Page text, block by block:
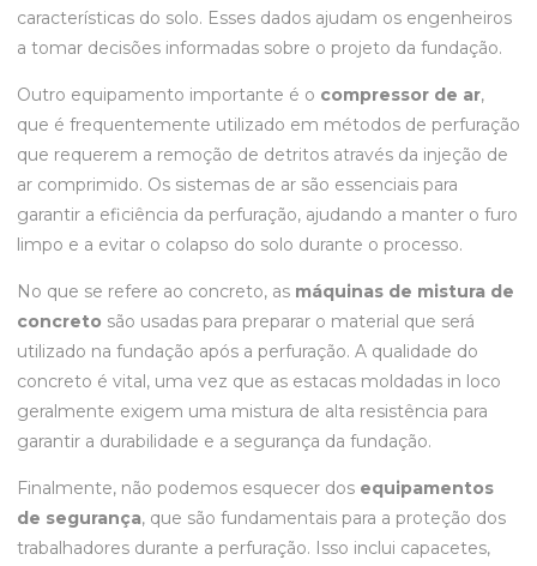
características do solo. Esses dados ajudam os engenheiros
a tomar decisões informadas sobre o projeto da fundação.
Outro equipamento importante é o compressor de ar,
que é frequentemente utilizado em métodos de perfuração
que requerem a remoção de detritos através da injeção de
ar comprimido. Os sistemas de ar são essenciais para
garantir a eficiência da perfuração, ajudando a manter o furo
limpo e a evitar o colapso do solo durante o processo.
No que se refere ao concreto, as máquinas de mistura de
concreto são usadas para preparar o material que será
utilizado na fundação após a perfuração. A qualidade do
concreto é vital, uma vez que as estacas moldadas in loco
geralmente exigem uma mistura de alta resistência para
garantir a durabilidade e a segurança da fundação.
Finalmente, não podemos esquecer dos equipamentos
de segurança, que são fundamentais para a proteção dos
trabalhadores durante a perfuração. Isso inclui capacetes,